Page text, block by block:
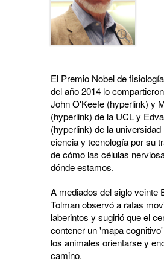
El Premio Nobel de
del año 2014 lo
John O'Keefe (hyperlink) y
(hyperlink) de la UCL y
(hyperlink) de la universidad
ciencia y tecnología por su
de cómo las células
dónde estamos.
A mediados del siglo veinte
Tolman observó a ratas
laberintos y sugirió que el
contener un 'mapa
los animales orientarse y
camino.